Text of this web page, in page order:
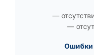
—
—
Ошибки